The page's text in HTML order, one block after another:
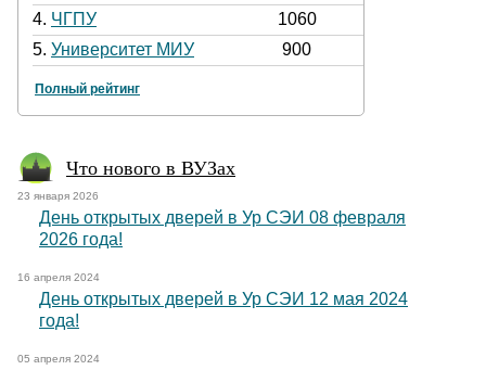
4. ЧГПУ
1060
5. Университет МИУ 900
Полный рейтинг
Что нового в ВУЗах
23 января 2026
День открытых дверей в Ур СЭИ 08 февраля
2026 года!
16 апреля 2024
День открытых дверей в Ур СЭИ 12 мая 2024
года!
05 апреля 2024